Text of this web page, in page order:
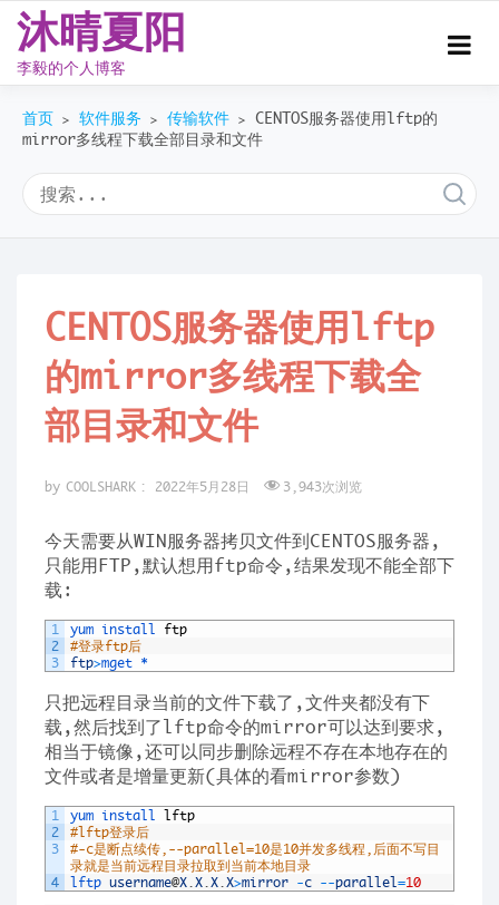
content
沐晴夏阳
李毅的个人博客
首页 > 软件服务 > 传输软件 >
CENTOS服务器使用lftp的
mirror多线程下载全部目录和文件
CENTOS服务器使用lftp
的mirror多线程下载全
部目录和文件
by COOLSHARK : 2022年5月28日 3,943次浏览
今天需要从WIN服务器拷贝文件到CENTOS服务器,
只能用FTP,默认想用ftp命令,结果发现不能全部下
载:
1
2
3
yum install ftp
#登录ftp后
ftp>mget *
只把远程目录当前的文件下载了,文件夹都没有下
载,然后找到了lftp命令的mirror可以达到要求,
相当于镜像,还可以同步删除远程不存在本地存在的
文件或者是增量更新(具体的看mirror参数)
1
2
3
4
yum install lftp
#lftp登录后
#-c是断点续传,--parallel=10是10并发多线程,后面不写目
录就是当前远程目录拉取到当前本地目录
lftp username@X.X.X.X>mirror -c --parallel=10